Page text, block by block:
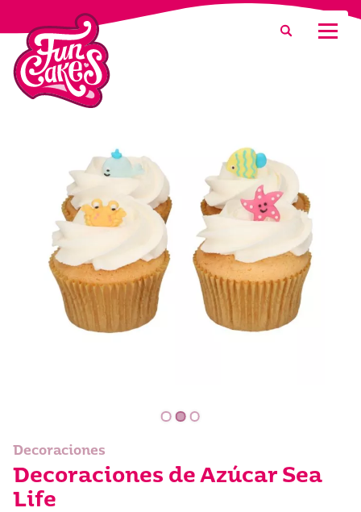
¿Qué estás buscando?
Buscar
Decoraciones
Decoraciones de Azúcar Sea
Life